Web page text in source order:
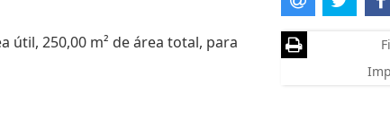
útil, 250,00 m² de área total, para